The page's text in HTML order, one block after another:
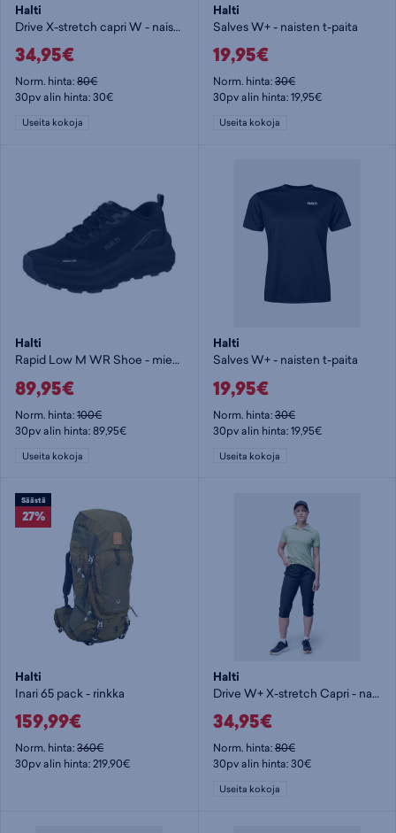
Halti
Drive X-stretch capri W - naisten caprit
34,95€
Norm. hinta:80€
30pv alin hinta: 30€
Useita kokoja
Halti
Salves W+ - naisten t-paita
19,95€
Norm. hinta:30€
30pv alin hinta: 19,95€
Useita kokoja
Halti
Rapid Low M WR Shoe - miesten kävelykengät
89,95€
Norm. hinta:100€
30pv alin hinta: 89,95€
Useita kokoja
Halti
Salves W+ - naisten t-paita
19,95€
Norm. hinta:30€
30pv alin hinta: 19,95€
Useita kokoja
Säästä
27%
Halti
Inari 65 pack - rinkka
159,99€
Norm. hinta:360€
30pv alin hinta: 219,90€
Halti
Drive W+ X-stretch Capri - naisten caprit
34,95€
Norm. hinta:80€
30pv alin hinta: 30€
Useita kokoja